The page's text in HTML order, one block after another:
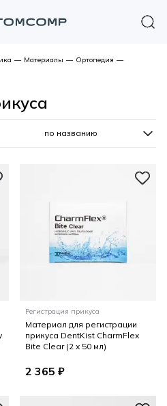
— Материалы — Ортопедия —
Регистрация прикуса
Материал для регистрации
прикуса DentKist CharmFlex
Bite Clear (2 x 50 мл)
2 365 ₽